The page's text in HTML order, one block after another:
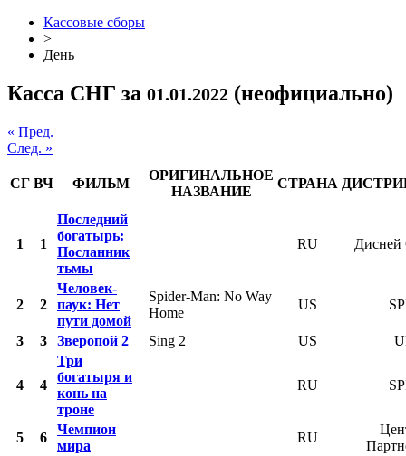
Кассовые сборы
>
День
Касса СНГ за 01.01.2022 (неофициально)
« Пред.
След. »
СГ ВЧ ФИЛЬМ
ОРИГИНАЛЬНОЕ
НАЗВАНИЕ
СТРАНА
1 1
Последний
богатырь:
Посланник
тьмы
RU Дисней
2 2
Человек-
паук: Нет
пути домой
Spider-Man: No Way
Home
US
3 3 Зверопой 2 Sing 2 US
4 4
Три
богатыря и
конь на
троне
RU
5 6
Чемпион
мира
RU